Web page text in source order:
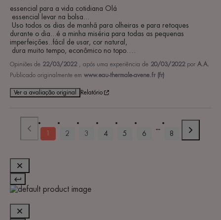
essencial para a vida cotidiana Olá
durante o dia...é a minha miséria para todas as pequenas
imperfeições..fácil de usar, cor natural,
dura muito tempo, econômico no topo….
Opiniões de 22/03/2022 , após uma experiência de 20/03/2022 por A.A.
Publicado originalmente em www.eau-thermale-avene.fr (fr)
Ver a avaliação original Relatório
1 2 3 4 5 6 8